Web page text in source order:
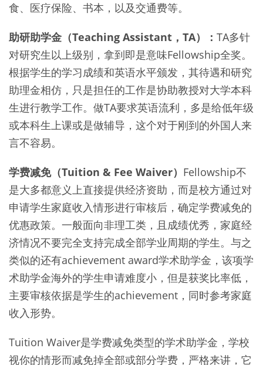
食、医疗保险、书本，以及交通费等。
助研助学金（Teaching Assistant，TA）： TA多针
对研究生以上级别，拿到即是意味Fellowship全奖。
根据学生的学习成绩和英语水平颁发，其待遇和研究
助理金相仿，只是担任的工作是协助教授对大学本科
生进行教学工作。做TA要求英语流利，多是给低年级
或本科生上课或是做辅导，这个对于刚到的外国人来
言不容易。
学费减免（Tuition & Fee Waiver） Fellowship不
是大多都意义上直接提供经济资助，而是校方通过对
申请学生家庭收入情形进行审核后，确定学费减免的
优惠政策。一般面向非理工类，且成绩优秀，家庭经
济情况不要完全支持完成全部学业周期的学生。与之
类似的还有achievement award学术助学金，该项学
术助学金海外的学生申请难度小，但是获奖比率低，
主要审核依据是学生的achievement，同时参考家庭
收入形势。
Tuition Waiver是学费减免类型的学术助学金，学校
视你的情形而减免掉全部或部分学费，严格来讲，它